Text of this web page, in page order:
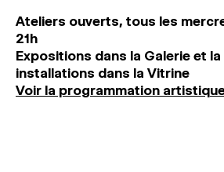
Ateliers ouverts, tous les
21h
Expositions dans la Galerie et
installations dans la Vitrine
Voir la programmation